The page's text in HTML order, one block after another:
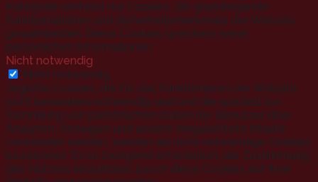
Kategorie umfasst nur Cookies, die grundlegende
Funktionalitäten und Sicherheitsmerkmale der Website
gewährleisten. Diese Cookies speichern keine
persönlichen Informationen.
Nicht notwendig
Nicht notwendig
Jegliche Cookies, die für das Funktionieren der Website
nicht besonders notwendig sind und die speziell zur
Sammlung von persönlichen Daten der Benutzer über
Analysen, Anzeigen und andere eingebettete Inhalte
verwendet werden, werden als nicht notwendige Cookies
bezeichnet. Es ist zwingend erforderlich, die Zustimmung
des Nutzers einzuholen, bevor diese Cookies auf Ihrer